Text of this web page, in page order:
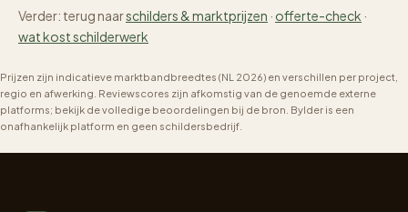
Verder: terug naarschilders & marktprijzen · offerte-check ·
wat kost schilderwerk
Prijzen zijn indicatieve marktbandbreedtes (NL 2026) en verschillen per project,
regio en afwerking. Reviewscores zijn afkomstig van de genoemde externe
platforms; bekijk de volledige beoordelingen bij de bron. Bylder is een
onafhankelijk platform en geen schildersbedrijf.